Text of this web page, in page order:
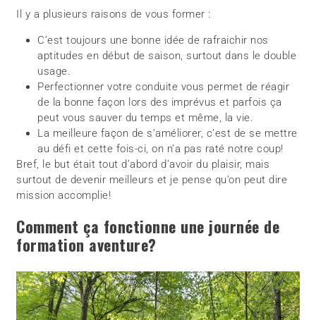
Il y a plusieurs raisons de vous former :
C’est toujours une bonne idée de rafraichir nos
aptitudes en début de saison, surtout dans le double
usage.
Perfectionner votre conduite vous permet de réagir
de la bonne façon lors des imprévus et parfois ça
peut vous sauver du temps et même, la vie.
La meilleure façon de s’améliorer, c’est de se mettre
au défi et cette fois-ci, on n’a pas raté notre coup!
Bref, le but était tout d’abord d’avoir du plaisir, mais
surtout de devenir meilleurs et je pense qu’on peut dire
mission accomplie!
Comment ça fonctionne une journée de
formation aventure?